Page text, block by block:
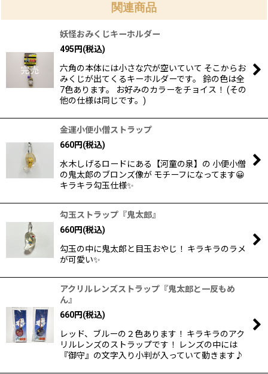
関連商品
妖怪おみくじキーホルダー
495円(税込)
六角の本体には小さな穴が空いていて そこからお
みくじが出てくるキーホルダーです。 鈴の色は全
7色あります。 お好みのカラーをチョイス！ (その
他の仕様は同じです。)
金運小便小僧ストラップ
660円(税込)
水木しげるロードにある【河童の泉】の 小便小僧
の鬼太郎のブロンズ像が モチーフになってます😀
キラキラ勾玉仕様✨
勾玉ストラップ『鬼太郎』
660円(税込)
勾玉の中に鬼太郎と目玉おやじ！ キラキラのラメ
が可愛い✨
アクリルレンズストラップ『鬼太郎と一反もめ
ん』
660円(税込)
レッド、ブルーの２色あります！ キラキラのアク
リルレンズのストラップです！ レンズの中には
『御守』の文字入り小判が入っていて動きます♪